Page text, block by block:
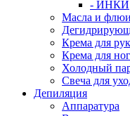
- ИНКИ
Масла и
Крема для рук
Крема для ног
Холодный
Свеча для
Депиляция
Аппаратура